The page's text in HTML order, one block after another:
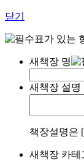
닫기
표가 있는
새책장 명
새책장 설명
책장설명은
새책장 카테